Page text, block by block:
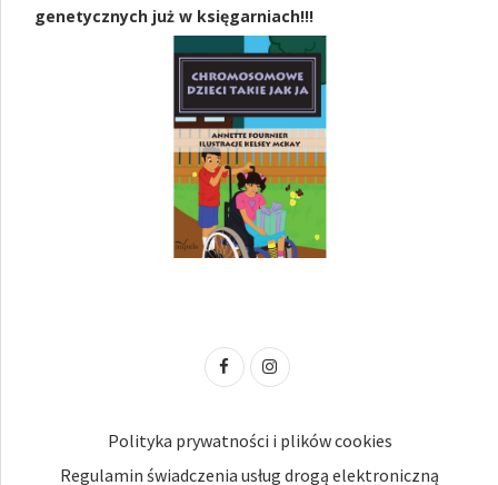
genetycznych już w księgarniach!!!
Polityka prywatności i plików cookies
Regulamin świadczenia usług drogą elektroniczną